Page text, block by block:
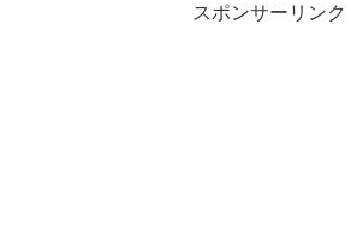
スポンサーリンク